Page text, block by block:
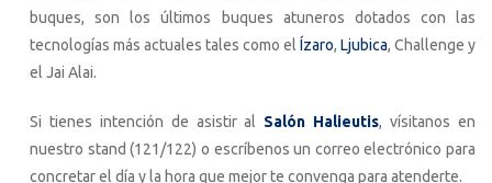
buques, son los últimos buques atuneros dotados con las
tecnologías más actuales tales como el Ízaro, Ljubica, Challenge y
el Jai Alai.
Si tienes intención de asistir al Salón Halieutis, vísitanos en
nuestro stand (121/122) o escríbenos un correo electrónico para
concretar el día y la hora que mejor te convenga para atenderte.